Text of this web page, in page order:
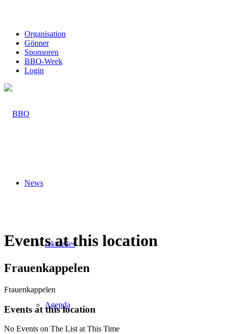
Organisation
Gönner
Sponsoren
BBO-Week
Login
News
Aktuelles
Agenda
Events at this location
Frauenkappelen
Frauenkappelen
Events at this location
No Events on The List at This Time